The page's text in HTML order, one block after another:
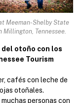
Meeman-Shelby State
Millington, Tennessee.
otoño con los
Tourism
cafés con leche de
otoñales.
personas con